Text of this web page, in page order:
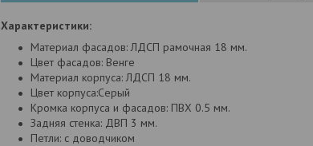
Характеристики:
Материал фасадов: ЛДСП рамочная 18 мм.
Цвет фасадов: Венге
Материал корпуса: ЛДСП 18 мм.
Цвет корпуса:Серый
Кромка корпуса и фасадов: ПВХ 0.5 мм.
Задняя стенка: ДВП 3 мм.
Петли: с доводчиком